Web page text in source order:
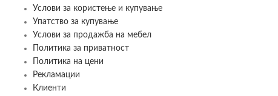
Услови за користење и купување
Упатство за купување
Услови за продажба на мебел
Политика за приватност
Политика на цени
Рекламации
Клиенти